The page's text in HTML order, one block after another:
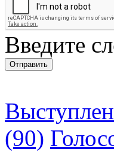
Введите
(90)